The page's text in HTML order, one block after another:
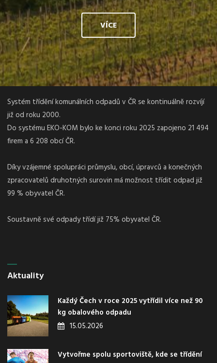
VÍCE
Systém třídění komunálních odpadů v ČR se kontinuálně rozvíjí
již od roku 2000.
Do systému EKO-KOM bylo ke konci roku 2025 zapojeno 21 494
firem a 6 208 obcí ČR.
Díky vzájemné spolupráci průmyslu, obcí, úpravců a konečných
zpracovatelů druhotných surovin má možnost třídit odpad již
99 % obyvatel ČR.
Soustavně své odpady třídí již 75% obyvatel ČR.
Aktuality
Každý Čech v roce 2025 vytřídil více než 90
kg obalového odpadu
15.05.2026
Vytvořme spolu sportoviště, kde se třídění